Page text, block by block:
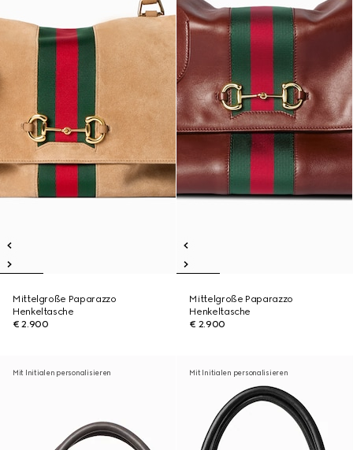
Mittelgroße Paparazzo
Henkeltasche
€ 2.900
Mittelgroße Paparazzo
Henkeltasche
€ 2.900
Mit Initialen personalisieren Mit Initialen personalisieren